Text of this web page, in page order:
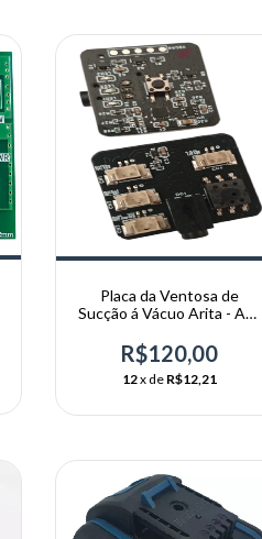
Placa da Ventosa de
Sucção á Vácuo Arita - AR-
R$120,00
12x de R$12,21